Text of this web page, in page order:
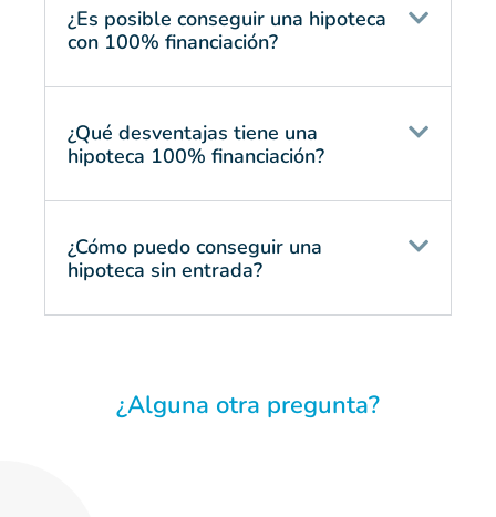
¿Es posible conseguir una hipoteca
con 100% financiación?
¿Qué desventajas tiene una
hipoteca 100% financiación?
¿Cómo puedo conseguir una
hipoteca sin entrada?
¿Alguna otra pregunta?